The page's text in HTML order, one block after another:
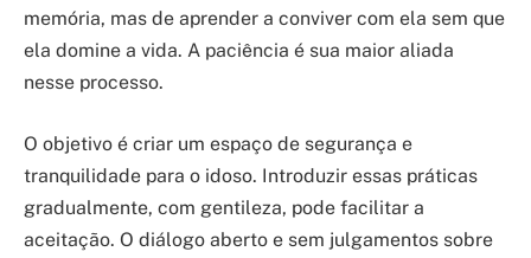
memória, mas de aprender a conviver com ela sem que
ela domine a vida. A paciência é sua maior aliada
nesse processo.
O objetivo é criar um espaço de segurança e
tranquilidade para o idoso. Introduzir essas práticas
gradualmente, com gentileza, pode facilitar a
aceitação. O diálogo aberto e sem julgamentos sobre